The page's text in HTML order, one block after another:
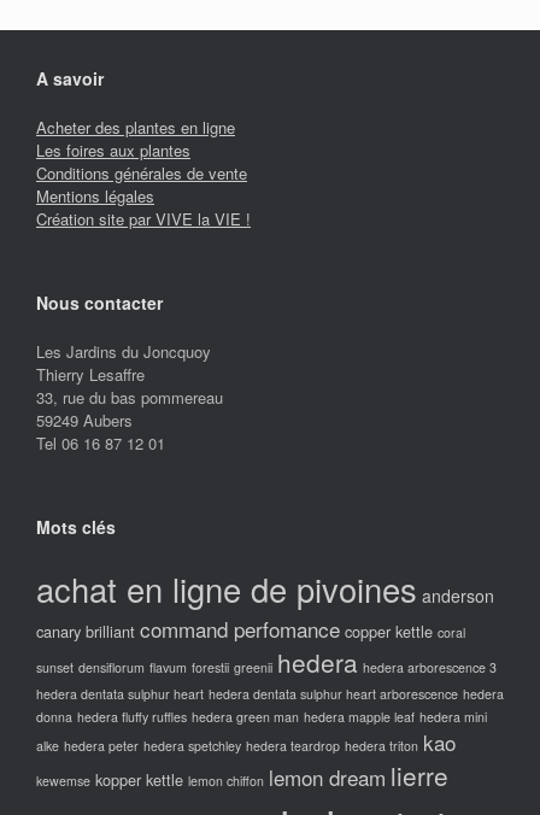
produit
produit
A savoir
Acheter des plantes en ligne
Les foires aux plantes
Conditions générales de vente
Mentions légales
Création site par VIVE la VIE !
Nous contacter
Les Jardins du Joncquoy
Thierry Lesaffre
33, rue du bas pommereau
59249 Aubers
Tel 06 16 87 12 01
Mots clés
achat en ligne de pivoines anderson
canary brilliant command perfomance copper kettle coral
sunset densiflorum flavum forestii greenii hedera hedera arborescence 3
hedera dentata sulphur heart hedera dentata sulphur heart arborescence hedera
donna hedera fluffy ruffles hedera green man hedera mapple leaf hedera mini
alke hedera peter hedera spetchley hedera teardrop hedera triton kao
kewemse kopper kettle lemon chiffon lemon dream lierre